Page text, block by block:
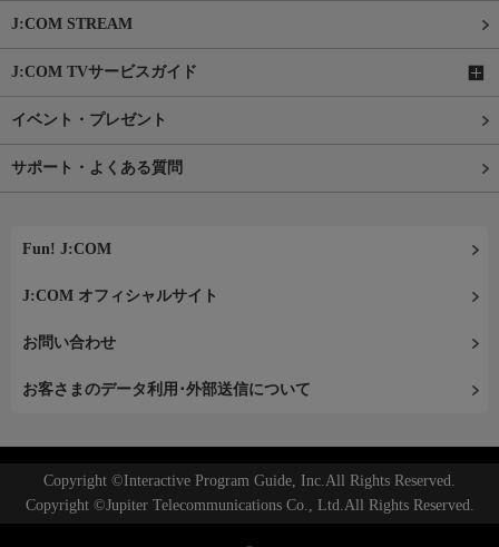
J:COM STREAM
J:COM TVサービスガイド
イベント・プレゼント
サポート・よくある質問
Fun! J:COM
J:COM オフィシャルサイト
お問い合わせ
お客さまのデータ利用･外部送信について
Copyright ©Interactive Program Guide, Inc.All Rights Reserved.
Copyright ©Jupiter Telecommunications Co., Ltd.All Rights Reserved.